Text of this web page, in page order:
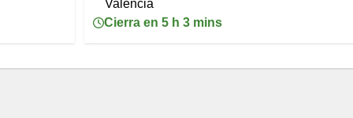
Valencia
Cierra en 5 h 3 mins